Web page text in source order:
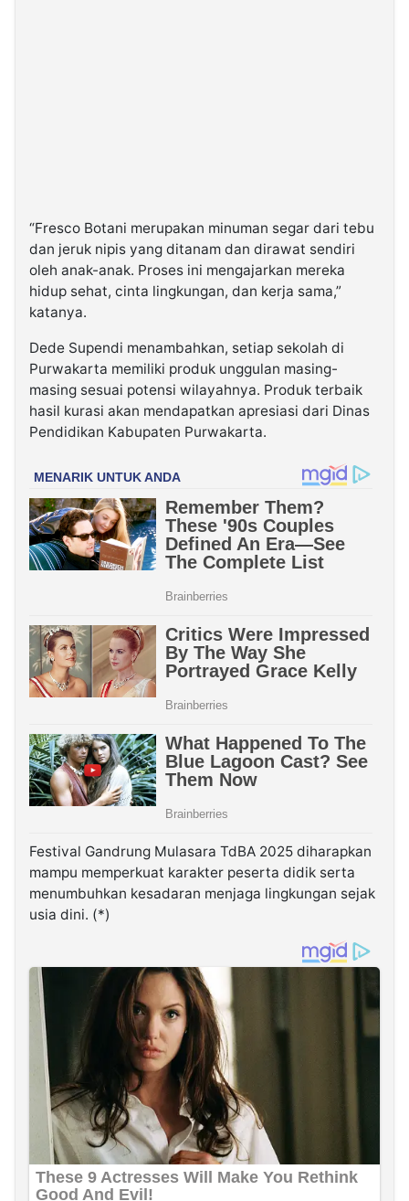
“Fresco Botani merupakan minuman segar dari tebu
dan jeruk nipis yang ditanam dan dirawat sendiri
oleh anak-anak. Proses ini mengajarkan mereka
hidup sehat, cinta lingkungan, dan kerja sama,”
katanya.
Dede Supendi menambahkan, setiap sekolah di
Purwakarta memiliki produk unggulan masing-
masing sesuai potensi wilayahnya. Produk terbaik
hasil kurasi akan mendapatkan apresiasi dari Dinas
Pendidikan Kabupaten Purwakarta.
Festival Gandrung Mulasara TdBA 2025 diharapkan
mampu memperkuat karakter peserta didik serta
menumbuhkan kesadaran menjaga lingkungan sejak
usia dini. (*)